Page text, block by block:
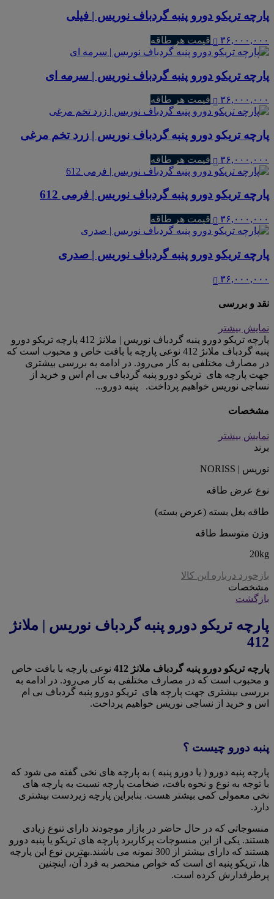
پارچه تریکو دورو پنبه گردباف نوریس | فیلی
۳۶,۰۰۰,۰۰۰ قیمت هر طاقه
پارچه تریکو دورو پنبه گردباف نوریس | سرمه ای
۳۶,۰۰۰,۰۰۰ قیمت هر طاقه
پارچه تریکو دورو پنبه گردباف نوریس | زرد تخم مرغی
۳۶,۰۰۰,۰۰۰ قیمت هر طاقه
پارچه تریکو دورو پنبه گردباف نوریس | فرمی 612
۳۶,۰۰۰,۰۰۰ قیمت هر طاقه
پارچه تریکو دورو پنبه گردباف نوریس | صدری
۳۶,۰۰۰,۰۰۰
نقد و بررسی
نمایش بیشتر
پارچه تریکو دورو پنبه گردباف نوریس | ملانژ 412 پارچه تریکو دورو
پنبه گردباف ملانژ 412 نوعی پارچه با بافت خاص و محبوب است که
در مصارف مختلفی به کار می‌رود. در ادامه به بررسی بیشتری
جهت پارچه های تریکو دورو پنبه گردباف بی ام اس و خرید از
نساجی نوریس خواهیم پرداخت. پنبه دورو...
مشخصات
نمایش بیشتر
برند
نوریس | NORISS
نوع عرض طاقه
طاقه بغل بسته (عرض بسته)
وزن متوسط طاقه
20kg
بازخورد درباره این کالا
مشخصات
بازگشت
پارچه تریکو دورو پنبه گردباف نوریس | ملانژ
412
پارچه تریکو دورو پنبه گردباف ملانژ 412
نوعی پارچه با بافت خاص
و محبوب است که در مصارف مختلفی به کار می‌رود. در ادامه به
بررسی بیشتری جهت پارچه های تریکو دورو پنبه گردباف بی ام
اس و خرید از نساجی نوریس خواهیم پرداخت.
پنبه دورو چیست ؟
پارچه پنبه دورو ( یا دورو پنبه ) به پارچه های نخی گفته می شود که
با توجه به نوع و نحوه بافت، ضخامت پارچه نسبت به پارچه های
نخی معمولی کمی بیشتر هست. بنابراین پارچه زیردست بیشتری
دارد.
منسوجاتی که در حال حاضر در بازار موجودند دارای تنوع زیادی
هستند. یکی از این منسوجات پرکاربرد پارچه های تریکو یا پنبه دورو
هستند که دارای بیشتر از 300 نمونه می باشند.بهترین نوع این پارچه
ها، تریکو پنبه ای است که خواص منحصر به فرد آن، اینچنین
پرطرفدارش کرده است.